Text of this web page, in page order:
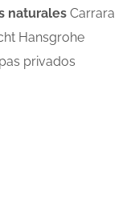
naturales Carrara
Hansgrohe
privados